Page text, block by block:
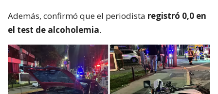
Además, confirmó que el periodista registró 0,0 en
el test de alcoholemia.